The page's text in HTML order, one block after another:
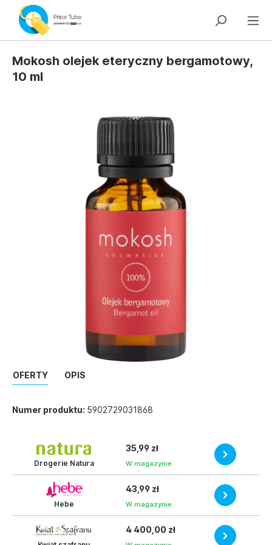
Mokosh olejek eteryczny bergamotowy,
10 ml
OFERTY OPIS
Numer produktu: 5902729031868
Drogerie Natura
35,99 zł
W magazynie
Hebe
43,99 zł
W magazynie
4 400,00 zł